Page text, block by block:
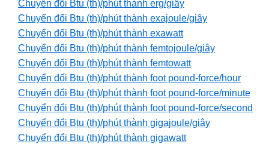
Chuyển đổi Btu (th)/phút thành erg/giây
Chuyển đổi Btu (th)/phút thành exajoule/giây
Chuyển đổi Btu (th)/phút thành exawatt
Chuyển đổi Btu (th)/phút thành femtojoule/giây
Chuyển đổi Btu (th)/phút thành femtowatt
Chuyển đổi Btu (th)/phút thành foot pound-force/hour
Chuyển đổi Btu (th)/phút thành foot pound-force/minute
Chuyển đổi Btu (th)/phút thành foot pound-force/second
Chuyển đổi Btu (th)/phút thành gigajoule/giây
Chuyển đổi Btu (th)/phút thành gigawatt